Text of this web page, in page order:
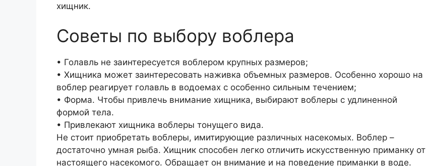
хищник.
Советы по выбору воблера
• Голавль не заинтересуется воблером крупных размеров;
• Хищника может заинтересовать наживка объемных размеров. Особенно хорошо на
воблер реагирует голавль в водоемах с особенно сильным течением;
• Форма. Чтобы привлечь внимание хищника, выбирают воблеры с удлиненной
формой тела.
• Привлекают хищника воблеры тонущего вида.
Не стоит приобретать воблеры, имитирующие различных насекомых. Воблер –
достаточно умная рыба. Хищник способен легко отличить искусственную приманку от
настоящего насекомого. Обращает он внимание и на поведение приманки в воде.